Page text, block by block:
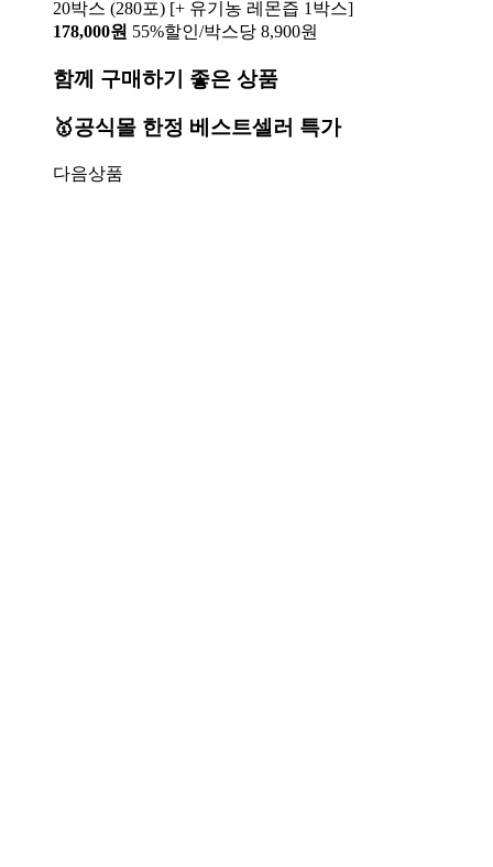
20박스 (280포) [+ 유기농 레몬즙 1박스]
178,000원 55%할인/박스당 8,900원
함께 구매하기 좋은 상품
🥇공식몰 한정 베스트셀러 특가
다음상품